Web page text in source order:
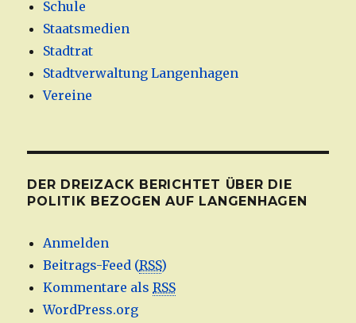
Schule
Staatsmedien
Stadtrat
Stadtverwaltung Langenhagen
Vereine
DER DREIZACK BERICHTET ÜBER DIE
POLITIK BEZOGEN AUF LANGENHAGEN
Anmelden
Beitrags-Feed (RSS)
Kommentare alsRSS
WordPress.org